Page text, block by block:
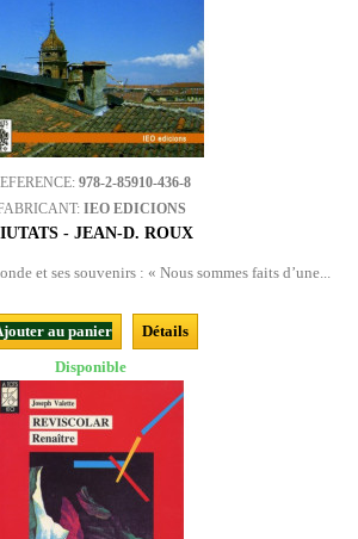
978-2-85910-436-8
IEO EDICIONS
- JEAN-D. ROUX
et ses souvenirs : « Nous sommes faits d’une...
au panier
Détails
Disponible